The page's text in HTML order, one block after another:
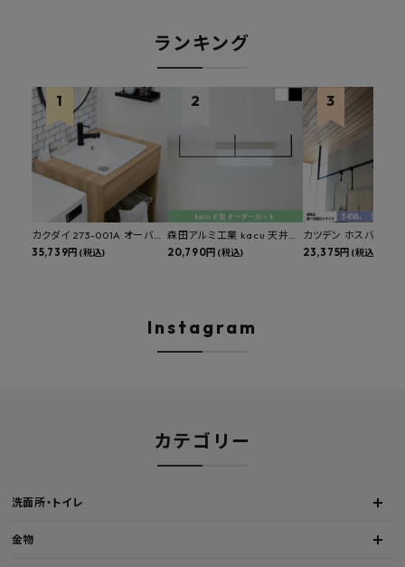
ランキング
カクダイ 273-001A オーバー
カウンタースロップシンク 選
35,739円 (税込)
森田アルミ工業 kacu 天井付
け物干し E型 サイズオーダー
20,790円 (税込)
カツデン ホスバ 天井
物干し 標準サイズ ス
23,375円 (税込)
Instagram
カテゴリー
洗面所・トイレ
金物